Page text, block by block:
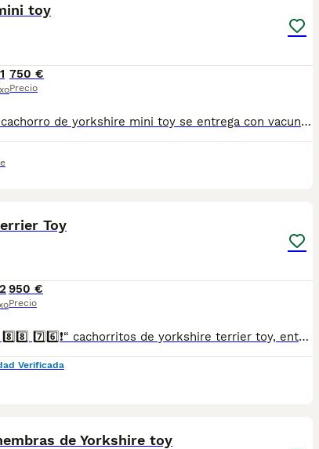
toy
1 750 €
Precio
espectacular cachorro de yorkshire mini toy se entrega con vacuna cartilla desparasitación y garantía Es un macho solo queda uno, su precio 750
Toy
2950 €
Precio
❗6️⃣6️⃣0️⃣ 8️⃣3️⃣ 8️⃣8️⃣ 7️⃣6️⃣❗“ cachorritos de yorkshire terrier toy, entregamos vacunados desparasitados con cartilla veterinaria, microchip,pasaporte y contrato de garantia de compra..”
Verificada
de Yorkshire toy